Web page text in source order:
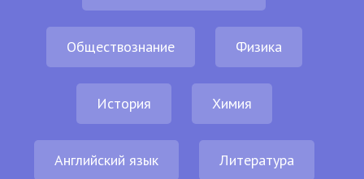
Обществознание Физика
История Химия
Английский язык Литература